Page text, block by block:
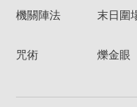
機關陣法 末日圍
咒術 爍金眼